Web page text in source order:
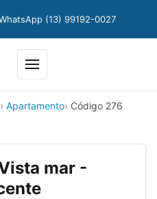
(13) 99192-0027
Abrir
menu
Apartamento Código 276
mar -